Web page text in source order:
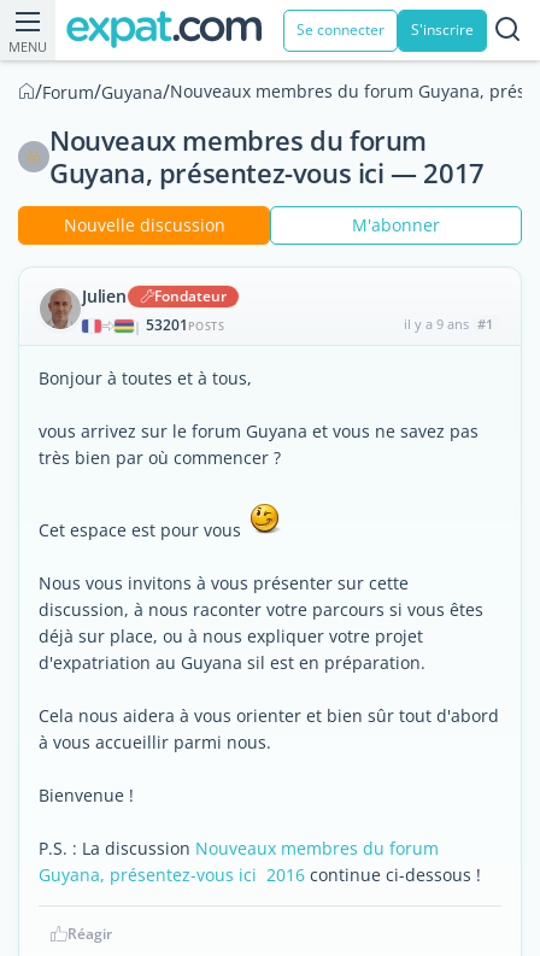
MENU
Se connecter S'inscrire
/Forum/Guyana/Nouveaux membres du forum Guyana,
Nouveaux membres du forum
Guyana, présentez-vous ici — 2017
Nouvelle discussion M'abonner
Julien Fondateur
| 53201 POSTS il y a 9 ans #1
Bonjour à toutes et à tous,
vous arrivez sur le forum Guyana et vous ne savez pas
très bien par où commencer ?
Cet espace est pour vous
Nous vous invitons à vous présenter sur cette
discussion, à nous raconter votre parcours si vous êtes
déjà sur place, ou à nous expliquer votre projet
d'expatriation au Guyana sil est en préparation.
Cela nous aidera à vous orienter et bien sûr tout d'abord
à vous accueillir parmi nous.
Bienvenue !
P.S. : La discussion Nouveaux membres du forum
Guyana, présentez-vous ici  2016 continue ci-dessous !
Réagir